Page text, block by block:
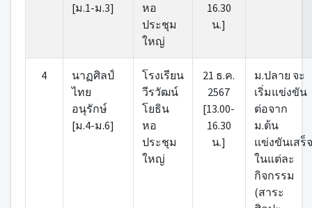
[ม.1-ม.3]
หอ
ประชุม
ใหญ่
16.30
น.]
4
นาฏศิลป์
ไทย
อนุรักษ์
[ม.4-ม.6]
โรงเรียน
วีรวัฒน์
โยธิน
หอ
ประชุม
ใหญ่
21 ธ.ค.
2567
[13.00-
16.30
น.]
ม.ปลาย จะ
เริ่มแข่งขัน
ต่อจาก
ม.ต้น
แข่งขันเสร็จ
ในแต่ละ
กิจกรรม
(สาระ